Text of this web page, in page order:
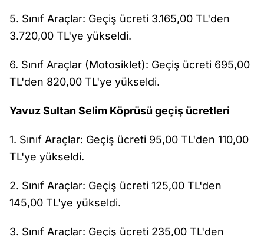
5. Sınıf Araçlar: Geçiş ücreti 3.165,00 TL'den
3.720,00 TL'ye yükseldi.
6. Sınıf Araçlar (Motosiklet): Geçiş ücreti 695,00
TL'den 820,00 TL'ye yükseldi.
Yavuz Sultan Selim Köprüsü geçiş ücretleri
1. Sınıf Araçlar: Geçiş ücreti 95,00 TL'den 110,00
TL'ye yükseldi.
2. Sınıf Araçlar: Geçiş ücreti 125,00 TL'den
145,00 TL'ye yükseldi.
3. Sınıf Araçlar: Geçiş ücreti 235,00 TL'den